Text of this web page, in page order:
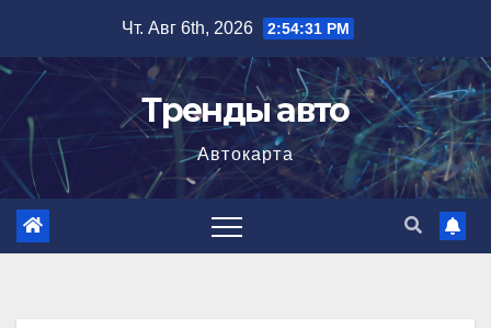
содержимому
Чт. Авг 6th, 2026 2:54:32 PM
Тренды авто
Автокарта